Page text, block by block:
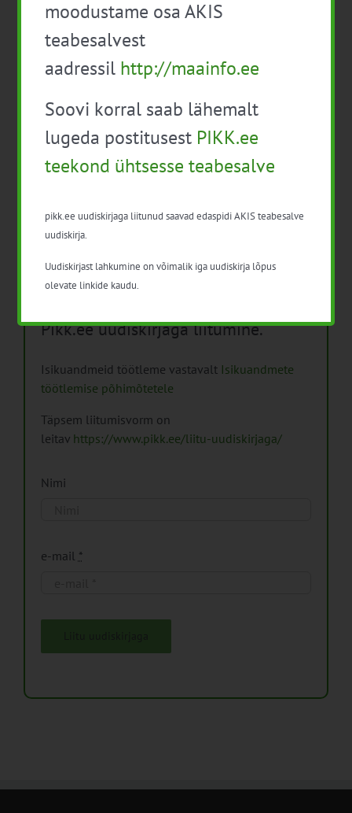
Isikukaitsevahendid ja ohutusnõuded
taimekaitsetöödel
Mida näitavad toiduohutuse seirearuanded
Arhiiv
Pikk.ee uudiskirjaga liitumine.
Isikuandmeid töötleme vastavalt Isikuandmete
töötlemise põhimõtetele
Täpsem liitumisvorm on
leitav https://www.pikk.ee/liitu-uudiskirjaga/
Nimi
e-mail *
moodustame osa AKIS
teabesalvest
aadressil http://maainfo.ee
Soovi korral saab lähemalt
lugeda postitusest PIKK.ee
teekond ühtsesse teabesalve
pikk.ee uudiskirjaga liitunud saavad edaspidi AKIS teabesalve
uudiskirja.
Uudiskirjast lahkumine on võimalik iga uudiskirja lõpus
olevate linkide kaudu.